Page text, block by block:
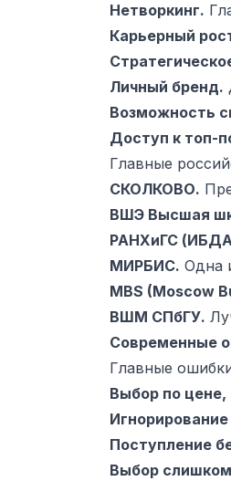
Нетворкинг.
Карьерный
Личный бренд.
Возможность
Доступ к топ-
Главные
СКОЛКОВО.
ВШЭ Высшая
РАНХиГС (ИБДА
МИРБИС. Одна
MBS (Moscow
ВШМ СПбГУ.
Современные
Главные
Выбор по
Поступление
Выбор